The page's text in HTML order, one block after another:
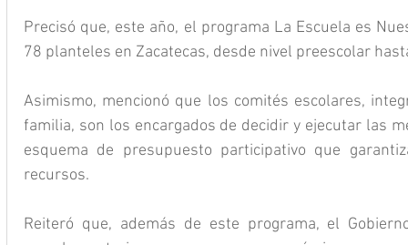
Precisó que, este año, el programa La Escuela es
78 planteles en Zacatecas, desde nivel preescolar
Asimismo, mencionó que los comités escolares,
familia, son los encargados de decidir y ejecutar las
esquema de presupuesto participativo que
recursos.
Reiteró que, además de este programa, el